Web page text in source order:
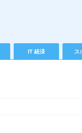
IT 経済 ス